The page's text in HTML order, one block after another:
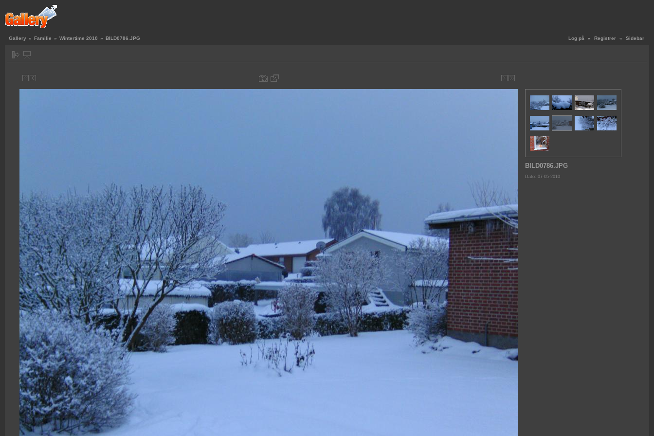
Log på « Registrer « Sidebar
Gallery » Familie » Wintertime 2010 » BILD0786.JPG
BILD0786.JPG
Dato: 07-05-2010